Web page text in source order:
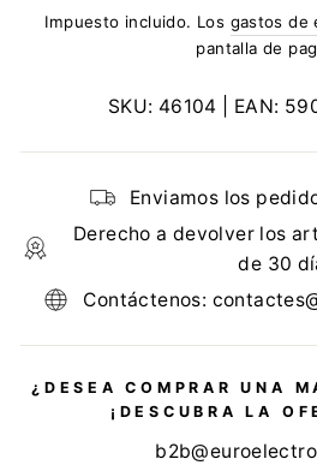
Impuesto incluido. Los gastos de
pantalla de
SKU: 46104 | EAN:
Enviamos los
Derecho a devolver los
de 30
Contáctenos:
¿DESEA COMPRAR UNA
¡DESCUBRA LA